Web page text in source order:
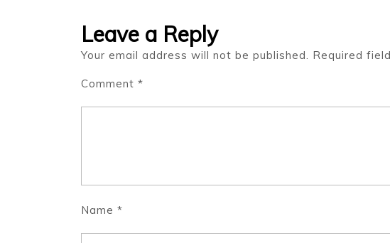
Leave a Reply
Your email address will not be published. Required
Comment *
Name *